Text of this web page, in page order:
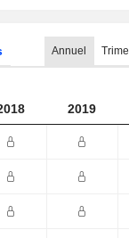
Annuel
2019